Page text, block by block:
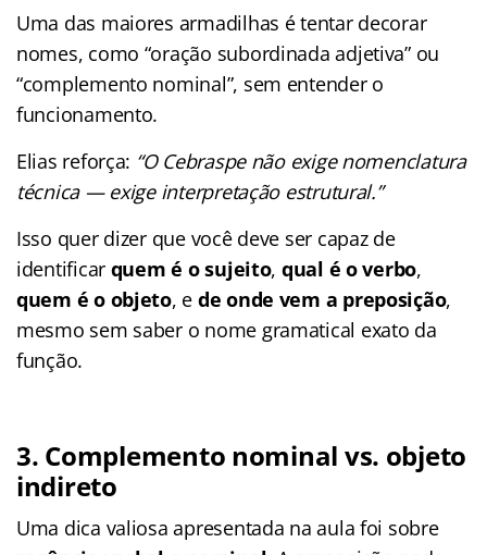
Uma das maiores armadilhas é tentar decorar
nomes, como “oração subordinada adjetiva” ou
“complemento nominal”, sem entender o
funcionamento.
Elias reforça: “O Cebraspe não exige nomenclatura
técnica — exige interpretação estrutural.”
Isso quer dizer que você deve ser capaz de
identificar quem é o sujeito, qual é o verbo,
quem é o objeto, e de onde vem a preposição,
mesmo sem saber o nome gramatical exato da
função.
3. Complemento nominal vs. objeto
indireto
Uma dica valiosa apresentada na aula foi sobre